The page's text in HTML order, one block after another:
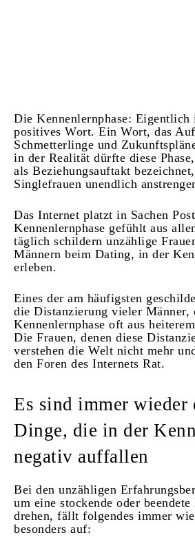
Die Kennenlernphase: Eigentlich
positives Wort. Ein Wort, das
Schmetterlinge und
in der Realität dürfte diese
als Beziehungsauftakt
Singlefrauen unendlich
Das Internet platzt in Sachen
Kennenlernphase gefühlt aus
täglich schildern unzählige
Männern beim Dating, in der
erleben.
Eines der am häufigsten
die Distanzierung vieler Männer,
Kennenlernphase oft aus
Die Frauen, denen diese
verstehen die Welt nicht mehr
den Foren des Internets Rat.
Es sind immer wieder
Dinge, die in der
negativ auffallen
Bei den unzähligen
um eine stockende oder beendete
drehen, fällt folgendes immer
besonders auf: